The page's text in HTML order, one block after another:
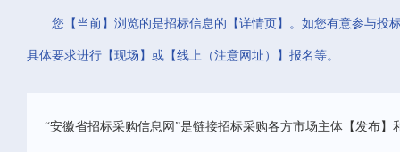
您【当前】浏览的是招标信息的【详情页】。如您有意参与投
具体要求进行【现场】或【线上（注意网址）】报名等。
“安徽省招标采购信息网”是链接招标采购各方市场主体【发布